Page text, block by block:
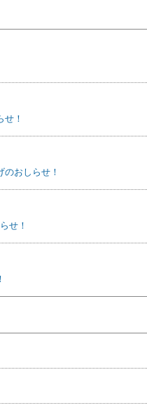
！
おしらせ！
せ！